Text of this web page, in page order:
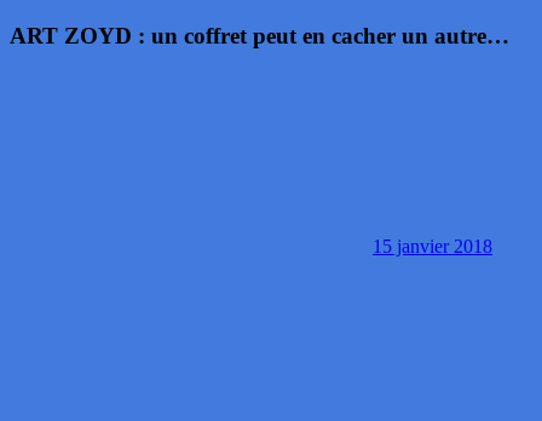
ART ZOYD : un coffret peut en cacher un autre…
15 janvier 2018